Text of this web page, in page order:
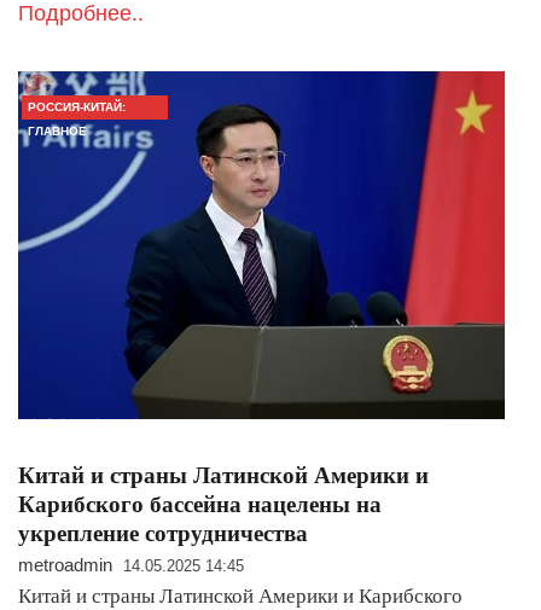
Подробнее..
РОССИЯ-КИТАЙ:
ГЛАВНОЕ
Китай и страны Латинской Америки и
Карибского бассейна нацелены на
укрепление сотрудничества
metroadmin 14.05.2025 14:45
Китай и страны Латинской Америки и Карибского